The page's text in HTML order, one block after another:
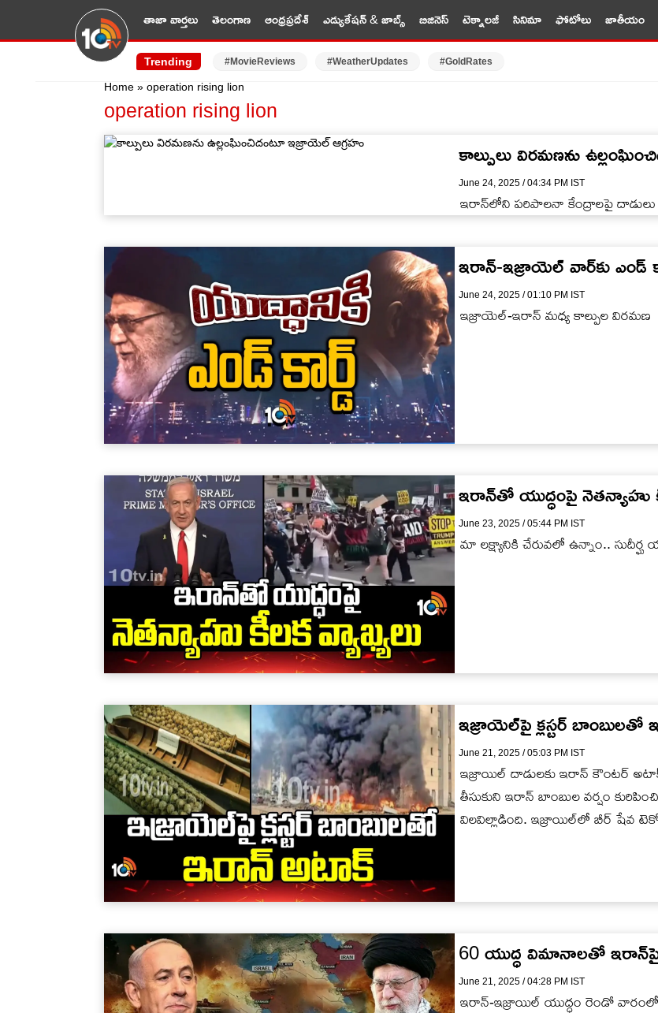
తాజా వార్తలు తెలంగాణ ఆంధ్రప్రదేశ్ ఎడ్యుకేషన్ & జాబ్స్ బిజినెస్ టెక్నాలజీ సినిమా ఫోటోలు జాతీయం
Trending #MovieReviews #WeatherUpdates #GoldRates
Home » operation rising lion
operation rising lion
కాల్పులు విరమణను
June 24, 2025 / 04:34 PM IST
ఇరాన్‌లోని పరిపాలనా కేంద్రాలపై
ఇరాన్-ఇజ్రాయెల్ వార్‌కు ఎండ్
June 24, 2025 / 01:10 PM IST
ఇజ్రాయెల్-ఇరాన్ మధ్య కాల్పుల విరమణ
ఇరాన్‌తో యుద్ధంపై నెతన్యాహు
June 23, 2025 / 05:44 PM IST
మా లక్ష్యానికి చేరువలో ఉన్నాం.. సుదీర్ఘ
ఇజ్రాయెల్‌పై క్లస్టర్
June 21, 2025 / 05:03 PM IST
ఇజ్రాయిల్ దాడులకు ఇరాన్ కౌంటర్
తీసుకుని ఇరాన్ బాంబుల వర్షం
విలవిల్లాడింది. ఇజ్రాయిల్‌లో బీర్ షేవ
60 యుద్ధ విమానాలతో ఇరాన్‌పై
June 21, 2025 / 04:28 PM IST
ఇరాన్-ఇజ్రాయిల్ యుద్ధం రెండో